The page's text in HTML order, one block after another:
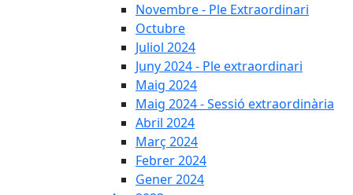
Novembre - Ple Extraordinari
Octubre
Juliol 2024
Juny 2024 - Ple extraordinari
Maig 2024
Maig 2024 - Sessió extraordinària
Abril 2024
Març 2024
Febrer 2024
Gener 2024